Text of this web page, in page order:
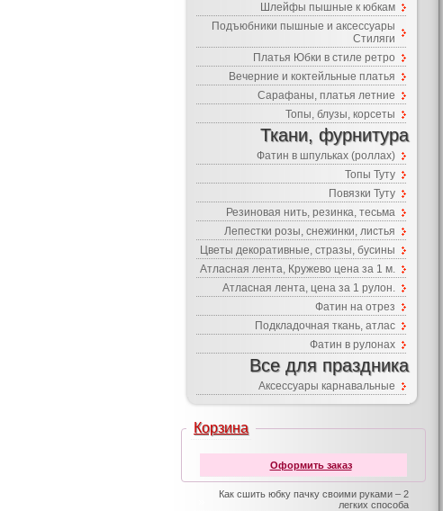
Шлейфы пышные к юбкам
Подъюбники пышные и аксессуары
Стиляги
Платья Юбки в стиле ретро
Вечерние и коктейльные платья
Сарафаны, платья летние
Топы, блузы, корсеты
Ткани, фурнитура
Фатин в шпульках (роллах)
Топы Туту
Повязки Туту
Резиновая нить, резинка, тесьма
Лепестки розы, снежинки, листья
Цветы декоративные, стразы, бусины
Атласная лента, Кружево цена за 1 м.
Атласная лента, цена за 1 рулон.
Фатин на отрез
Подкладочная ткань, атлас
Фатин в рулонах
Все для праздника
Аксессуары карнавальные
Корзина
Оформить заказ
Как сшить юбку пачку своими руками – 2
легких способа